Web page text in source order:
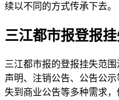
续以不同的方式传承下去。
三江都市报登报
三江都市报的登报挂失范
声明、注销公告、公告公
失到商业公告等多种需求